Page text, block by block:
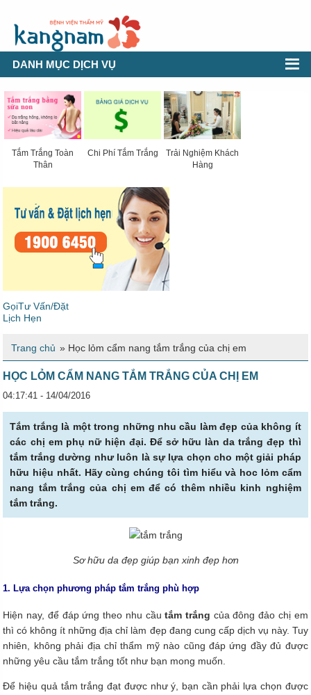
DANH MỤC DỊCH VỤ
Tắm Trắng Toàn
Thân
Chi Phí Tắm Trắng
Trải Nghiệm Khách
Hàng
GọiTư Vấn/Đặt
Lịch Hẹn
Trang chủ » Học lỏm cẩm nang tắm trắng của chị em
HỌC LỎM CẨM NANG TẮM TRẮNG CỦA CHỊ EM
04:17:41 - 14/04/2016
Tắm trắng là một trong những nhu cầu làm đẹp của không ít
các chị em phụ nữ hiện đại. Để sở hữu làn da trắng đẹp thì
tắm trắng dường như luôn là sự lựa chọn cho một giải pháp
hữu hiệu nhất. Hãy cùng chúng tôi tìm hiểu và hoc lỏm cẩm
nang tắm trắng của chị em để có thêm nhiều kinh nghiệm
tắm trắng.
Sơ hữu da đẹp giúp bạn xinh đẹp hơn
1. Lựa chọn phương pháp tắm trắng phù hợp
Hiện nay, để đáp ứng theo nhu cầutắm trắng của đông đảo chị em
thì có không ít những địa chỉ làm đẹp đang cung cấp dịch vụ này. Tuy
nhiên, không phải địa chỉ thẩm mỹ nào cũng đáp ứng đầy đủ được
những yêu cầu tắm trắng tốt như bạn mong muốn.
Để hiệu quả tắm trắng đạt được như ý, bạn cần phải lựa chọn được